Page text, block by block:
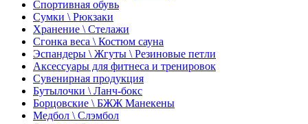
Спортивная обувь
Сумки \ Рюкзаки
Хранение \ Стелажи
Сгонка веса \ Костюм сауна
Эспандеры \ Жгуты \ Резиновые петли
Аксессуары для фитнеса и тренировок
Сувенирная продукция
Бутылочки \ Ланч-бокс
Борцовские \ БЖЖ Манекены
Медбол \ Слэмбол